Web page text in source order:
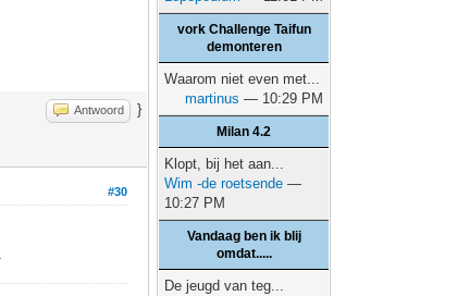
Antwoord }
#30
vork Challenge Taifun
demonteren
Waarom niet even met...
martinus — 10:29 PM
Milan 4.2
Klopt, bij het aan...
Wim -de roetsende —
10:27 PM
Vandaag ben ik blij
omdat.....
De jeugd van teg...